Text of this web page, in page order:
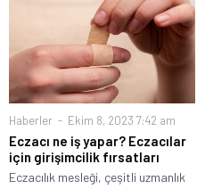
Haberler Ekim 8, 2023 7:42 am
Eczacı ne iş yapar? Eczacılar
için girişimcilik fırsatları
Eczacılık mesleği, çeşitli uzmanlık